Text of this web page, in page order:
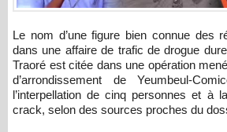
Le nom d’une figure bien connue des réseaux sociaux surgit
dans une affaire de trafic de drogue
Traoré est citée dans une opération
d’arrondissement de Yeumbeul-
l’interpellation de cinq personnes et à
crack, selon des sources proches du